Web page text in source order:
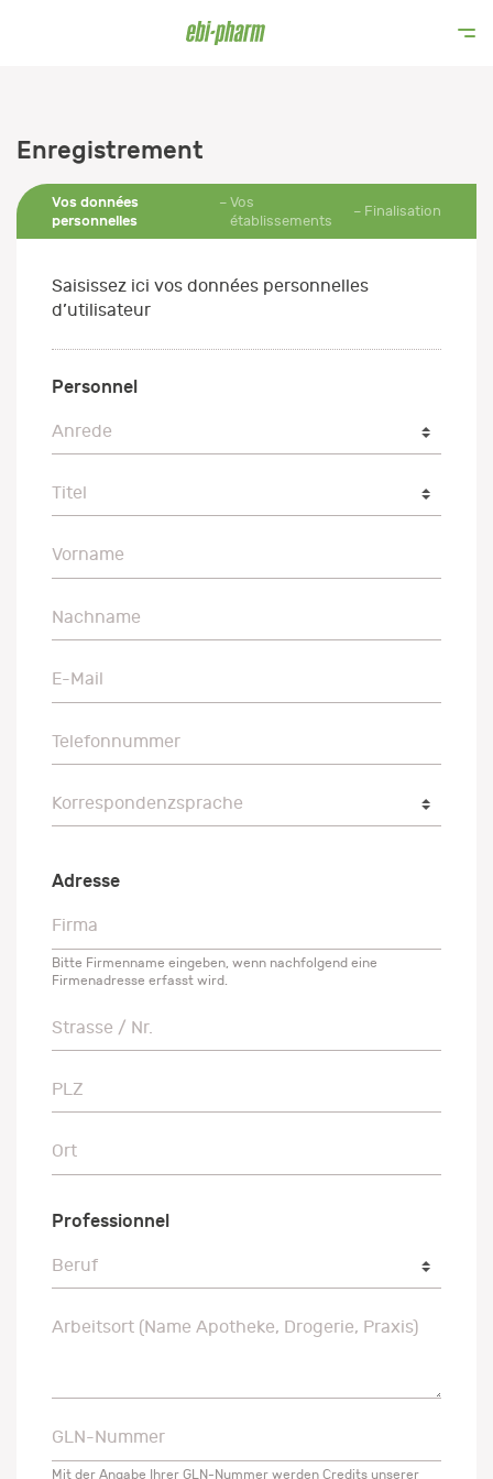
Enregistrement
Vos données
personnelles
Vos
établissements
Finalisation
Saisissez ici vos données personnelles
d’utilisateur
Personnel
Anrede
Anrede
Titel
Titel
Vorname
Vorname
Nachname
Nachname
E-Mail
E-Mail
Telefonnummer
Telefonnummer
Korrespondenzsprache
Korrespondenzsprache
Adresse
Firma
Firma
Bitte Firmenname eingeben, wenn nachfolgend eine
Firmenadresse erfasst wird.
Strasse / Nr.
Strasse / Nr.
PLZ
PLZ
Ort
Ort
Professionnel
Beruf
Beruf
Arbeitsort (Name Apotheke, Drogerie, Praxis)
Arbeitsort (Name Apotheke, Drogerie, Praxis)
GLN-Nummer
GLN-Nummer
Mit der Angabe Ihrer GLN-Nummer werden Credits unserer